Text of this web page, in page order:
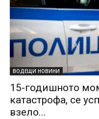
ВОДЕЩИ НОВИНИ
15-годишното
катастрофа, се
взело...